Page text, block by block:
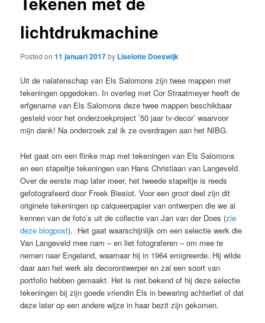
lichtdrukmachine
Posted on11 januari 2017by Liselotte Doeswijk
Uit de nalatenschap van Els Salomons zijn twee mappen met
tekeningen opgedoken. In overleg met Cor Straatmeyer heeft de
erfgename van Els Salomons deze twee mappen beschikbaar
gesteld voor het onderzoekproject ’50 jaar tv-decor’ waarvoor
mijn dank! Na onderzoek zal ik ze overdragen aan het NIBG.
Het gaat om een flinke map met tekeningen van Els Salomons
en een stapeltje tekeningen van Hans Christiaan van Langeveld.
Over de eerste map later meer, het tweede stapeltje is reeds
gefotografeerd door Freek Biesiot. Voor een groot deel zijn dit
originele tekeningen op calqueerpapier van ontwerpen die we al
kennen van de foto’s uit de collectie van Jan van der Does (zie
deze blogpost). Het gaat waarschijnlijk om een selectie werk die
Van Langeveld mee nam – en liet fotograferen – om mee te
nemen naar Engeland, waarnaar hij in 1964 emigreerde. Hij wilde
daar aan het werk als decorontwerper en zal een soort van
portfolio hebben gemaakt. Het is niet bekend of hij deze selectie
tekeningen bij zijn goede vriendin Els in bewaring achterliet of dat
deze later op een andere wijze in haar bezit zijn gekomen.